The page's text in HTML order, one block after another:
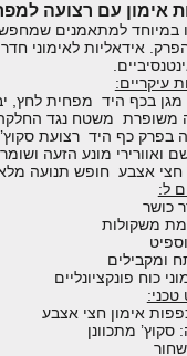
אימון עם רצועה
במיוחד למתאמנים
אידאליות לאימוני
עיקריים:
מגן בכף היד מפחית לחץ,
משופרת משטח נגד
בפרק כף היד רצועת
ואוורירי מונע הזעה
חצי אצבע חופש תנועה
ל:
כושר
משקולות
ומקבילים
כוח פונקציונליים
אימון חצי אצבע
סקוץ’ מתכוונן